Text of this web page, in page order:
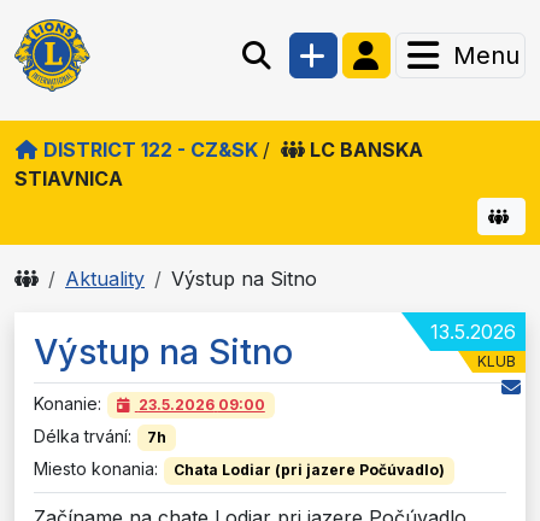
Menu
DISTRICT 122 - CZ&SK /
LC BANSKA
STIAVNICA
Aktuality Výstup na Sitno
13.5.2026
KLUB
Výstup na Sitno
Konanie: 23.5.2026 09:00
Délka trvání: 7h
Miesto konania: Chata Lodiar (pri jazere Počúvadlo)